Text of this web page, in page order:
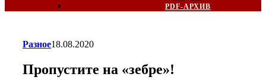
PDF-АРХИВ
Разное18.08.2020
Пропустите на «зебре»!